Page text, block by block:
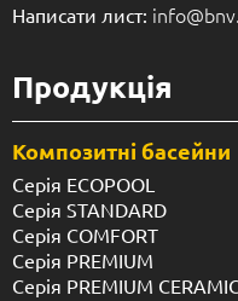
Написати лист:
Продукція
Композитні басейни
Серія ECOPOOL
Серія STANDARD
Серія COMFORT
Серія PREMIUM
Серія PREMIUM